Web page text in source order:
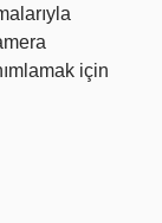
için